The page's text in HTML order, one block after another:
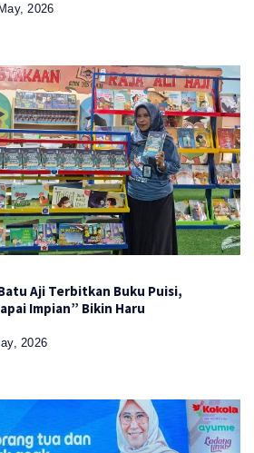
2026
Aji Terbitkan Buku Puisi,
Impian” Bikin Haru
2026